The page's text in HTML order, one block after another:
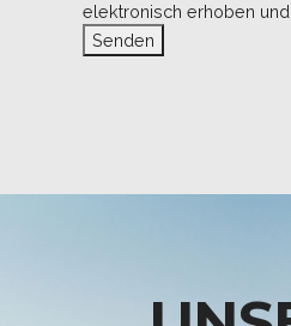
elektronisch erhoben